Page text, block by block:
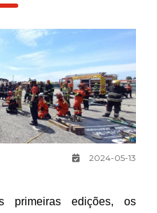
2024-05-13
primeiras edições, os